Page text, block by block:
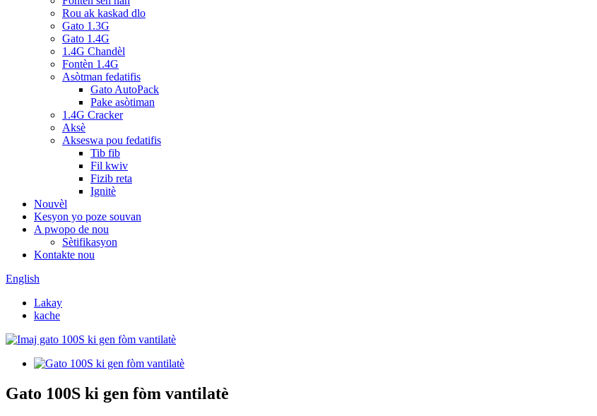
Rou ak kaskad dlo
Gato 1.3G
Gato 1.4G
1.4G Chandèl
Fontèn 1.4G
Asòtman fedatifis
Gato AutoPack
Pake asòtiman
1.4G Cracker
Aksè
Akseswa pou fedatifis
Tib fib
Fil kwiv
Fizib reta
Ignitè
Nouvèl
Kesyon yo poze souvan
A pwopo de nou
Sètifikasyon
Kontakte nou
English
Lakay
kache
Gato 100S ki gen fòm vantilatè